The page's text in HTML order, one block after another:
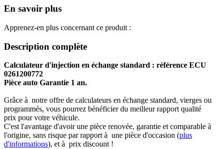
En savoir plus
Apprenez-en plus concernant ce produit :
Description complète
Calculateur d'injection en échange standard : référence ECU
0261200772
Pièce auto Garantie 1 an.
Grâce à notre offre de calculateurs en échange standard, vierges ou
programmés, vous pourrez bénéficier du meilleur rapport qualité
prix pour votre véhicule.
C'est l'avantage d'avoir une pièce renovée, garantie et comparable à
l'origine, sans risque par rapport à une pièce d'occasion (plus
d'informations), et à prix discount !